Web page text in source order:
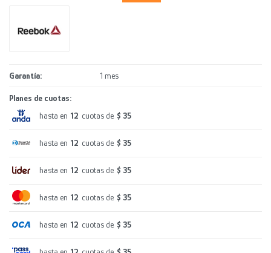
Garantía 1 mes
Planes de cuotas:
hasta en 12 cuotas de $ 35
hasta en 12 cuotas de $ 35
hasta en 12 cuotas de $ 35
hasta en 12 cuotas de $ 35
hasta en 12 cuotas de $ 35